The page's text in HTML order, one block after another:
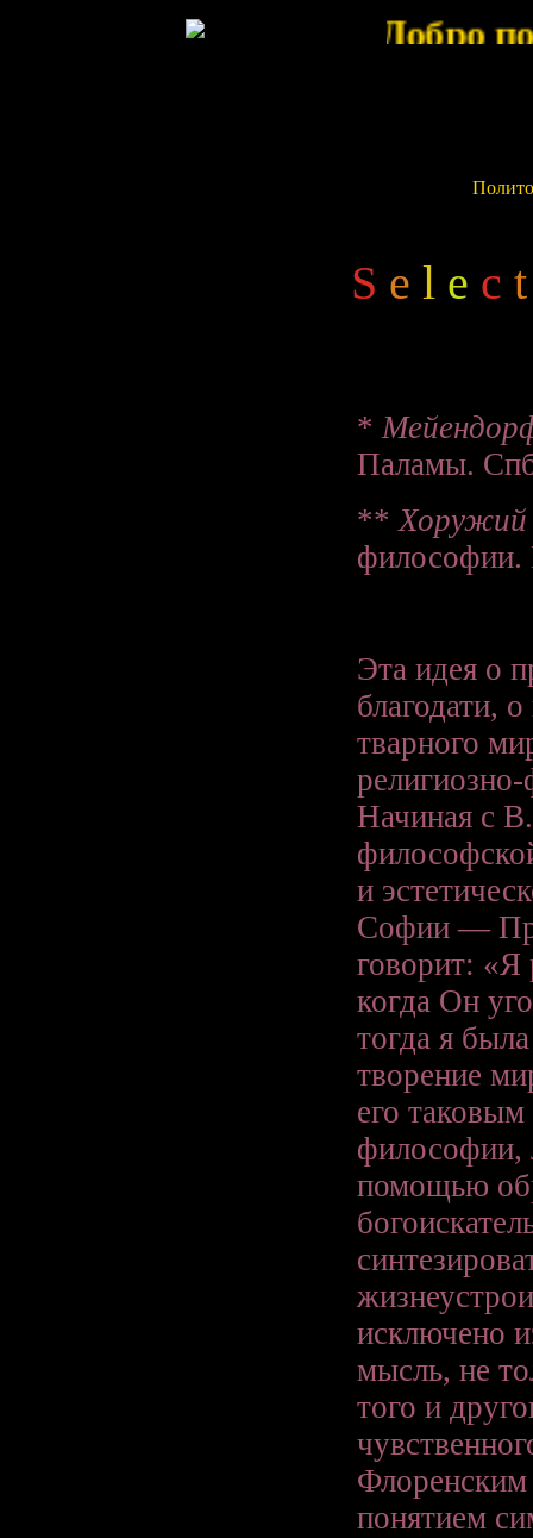
S e l e c t
*
Паламы.
** Хоружий
Эта идея о
благодати,
тварного
Начиная с
и
Софии —
говорит: «Я
когда Он
тогда я
творение
его
философии,
помощью
исключено
мысль, не
того и
понятием